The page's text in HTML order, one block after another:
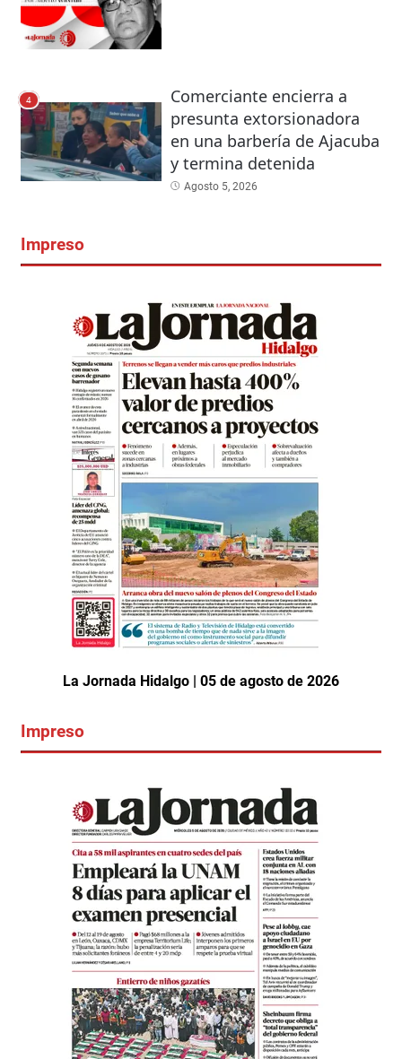
4
Comerciante encierra a
presunta extorsionadora
en una barbería de Ajacuba
y termina detenida
Agosto 5, 2026
Impreso
La Jornada Hidalgo | 05 de agosto de 2026
Impreso